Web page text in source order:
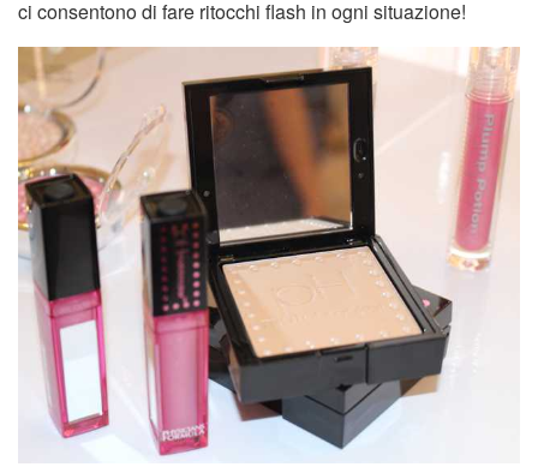
ci consentono di fare ritocchi flash in ogni situazione!